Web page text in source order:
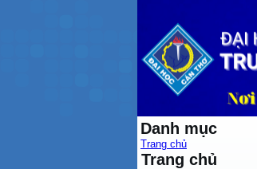
Danh mục
Trang chủ
Trang chủ